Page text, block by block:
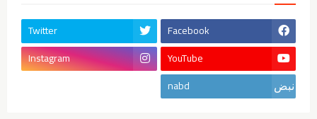
Facebook
Twitter
YouTube
Instagram
nabd